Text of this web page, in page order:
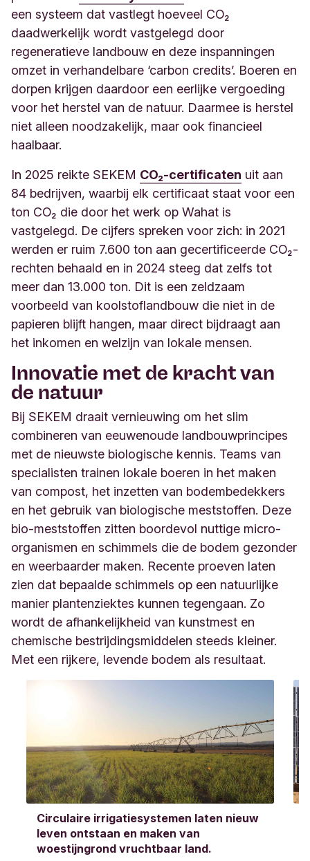
een systeem dat vastlegt hoeveel CO₂
daadwerkelijk wordt vastgelegd door
regeneratieve landbouw en deze inspanningen
omzet in verhandelbare ‘carbon credits’. Boeren en
dorpen krijgen daardoor een eerlijke vergoeding
voor het herstel van de natuur. Daarmee is herstel
niet alleen noodzakelijk, maar ook financieel
haalbaar.
In 2025 reikte SEKEM CO₂-certificaten uit aan
84 bedrijven, waarbij elk certificaat staat voor een
ton CO₂ die door het werk op Wahat is
vastgelegd. De cijfers spreken voor zich: in 2021
werden er ruim 7.600 ton aan gecertificeerde CO₂-
rechten behaald en in 2024 steeg dat zelfs tot
meer dan 13.000 ton. Dit is een zeldzaam
voorbeeld van koolstoflandbouw die niet in de
papieren blijft hangen, maar direct bijdraagt aan
het inkomen en welzijn van lokale mensen.
Innovatie met de kracht van
de natuur
Bij SEKEM draait vernieuwing om het slim
combineren van eeuwenoude landbouwprincipes
met de nieuwste biologische kennis. Teams van
specialisten trainen lokale boeren in het maken
van compost, het inzetten van bodembedekkers
en het gebruik van biologische meststoffen. Deze
bio-meststoffen zitten boordevol nuttige micro-
organismen en schimmels die de bodem gezonder
en weerbaarder maken. Recente proeven laten
zien dat bepaalde schimmels op een natuurlijke
manier plantenziektes kunnen tegengaan. Zo
wordt de afhankelijkheid van kunstmest en
chemische bestrijdingsmiddelen steeds kleiner.
Met een rijkere, levende bodem als resultaat.
Circulaire irrigatiesystemen laten nieuw
leven ontstaan en maken van
woestijngrond vruchtbaar land.